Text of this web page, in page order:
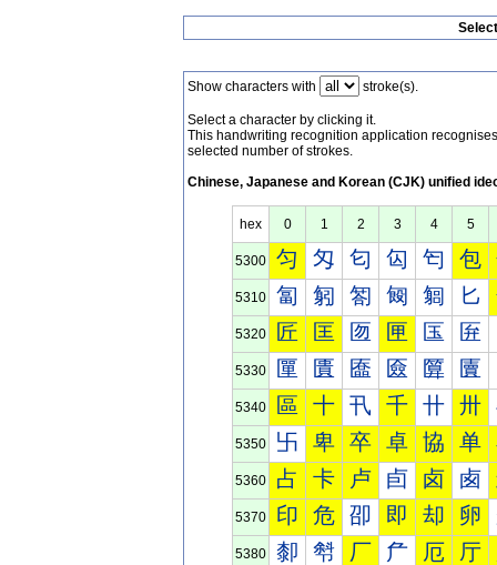
Show characters with stroke(s).
Select a character by clicking it.
This handwriting recognition application
selected number of strokes.
Chinese, Japanese and Korean (CJK) unified
hex 0 1 2 3 4 5
5300 匀 匁 匂 匃 匄 包
5310 匐 匑 匒 匓 匔 匕
5320 匠 匡 匢 匣 匤 匥
5330 匰 匱 匲 匳 匴 匵
5340 區 十 卂 千 卄 卅
5350 卐 卑 卒 卓 協 单
5360 占 卡 卢 卣 卤 卥
5370 印 危 卲 即 却 卵
5380 厀 厁 厂 厃 厄 厅